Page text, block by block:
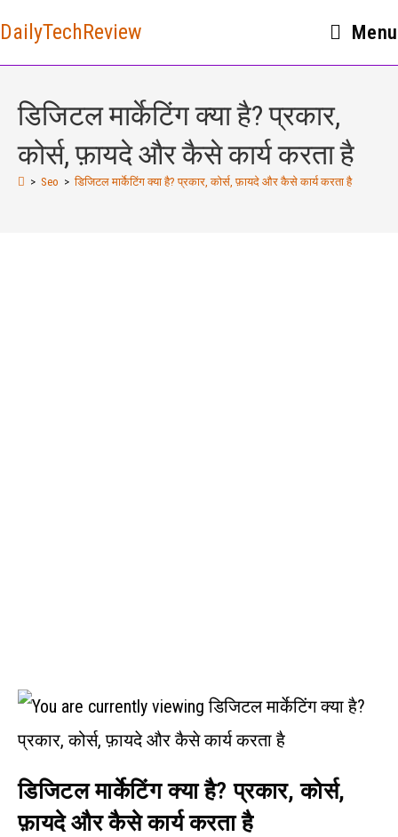
DailyTechReview Menu
डिजिटल मार्केटिंग क्या है? प्रकार,
कोर्स, फ़ायदे और कैसे कार्य करता है
> Seo > डिजिटल मार्केटिंग क्या है? प्रकार, कोर्स, फ़ायदे और कैसे कार्य करता है
डिजिटल मार्केटिंग क्या है? प्रकार, कोर्स,
फ़ायदे और कैसे कार्य करता है